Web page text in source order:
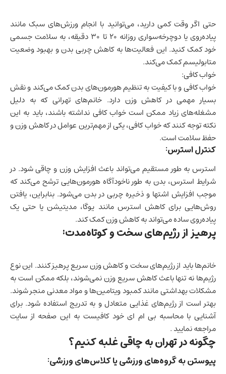
حتی اگر وقت کمی دارید، می‌توانید با انجام ورزش‌های سبک مانند
پیاده‌روی یا دوچرخه‌سواری روزانه ۲۰ تا ۳۰ دقیقه، به سلامت جسمی
خود کمک کنید. این فعالیت‌ها به کاهش چربی بدن و بهبود وضعیت
متابولیسم کمک می‌کند.
خواب کافی:
خواب کافی و با کیفیت به تنظیم هورمون‌های بدن کمک می‌کند و نقش
بسیار مهمی در کاهش وزن دارد. خانم‌های تهرانی که به دلیل
مشغله‌های زیاد ممکن است خواب کافی نداشته باشند، باید به این
نکته توجه کنند که خواب کافی، یکی از مهم‌ترین عوامل در کاهش وزن و
حفظ سلامت است.
کنترل استرس:
استرس به طور مستقیم می‌تواند باعث افزایش وزن و چاقی شود. در
شرایط استرس، بدن به طور ناخودآگاه هورمون‌هایی ترشح می‌کند که
موجب افزایش اشتها و ذخیره چربی در بدن می‌شود. بنابراین، یافتن
روش‌هایی برای کاهش استرس مانند یوگا، مدیتیشن یا حتی یک
پیاده‌روی ساده می‌تواند به کاهش وزن کمک کند.
پرهیز از رژیم‌های سخت و کوتاه‌مدت:
خانم‌ها باید از رژیم‌های سخت و کاهش وزن سریع پرهیز کنند. این نوع
رژیم‌ها نه تنها باعث کاهش سریع وزن نمی‌شوند، بلکه ممکن است به
مشکلات بهداشتی مانند کمبود ویتامین‌ها و مواد معدنی منجر شوند.
بهتر است از رژیم‌های غذایی متعادل و به تدریج استفاده شود. برای
آشنایی بامحاسبه بی ام ایخود کافیست به این صفحه از سایت
مراجعه نمایید .
چگونه در تهران به چاقی غلبه کنیم؟
پیوستن به گروه‌های ورزشی یا کلاس‌های ورزشی: